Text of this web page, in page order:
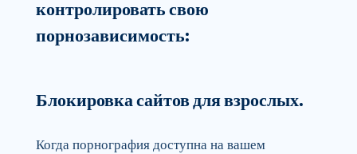
контролировать свою
порнозависимость:
Блокировка сайтов для взрослых.
Когда порнография доступна на вашем